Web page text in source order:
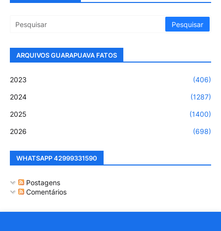
ARQUIVOS GUARAPUAVA FATOS
2023 (406)
2024 (1287)
2025 (1400)
2026 (698)
WHATSAPP 42999331590
Postagens
Comentários